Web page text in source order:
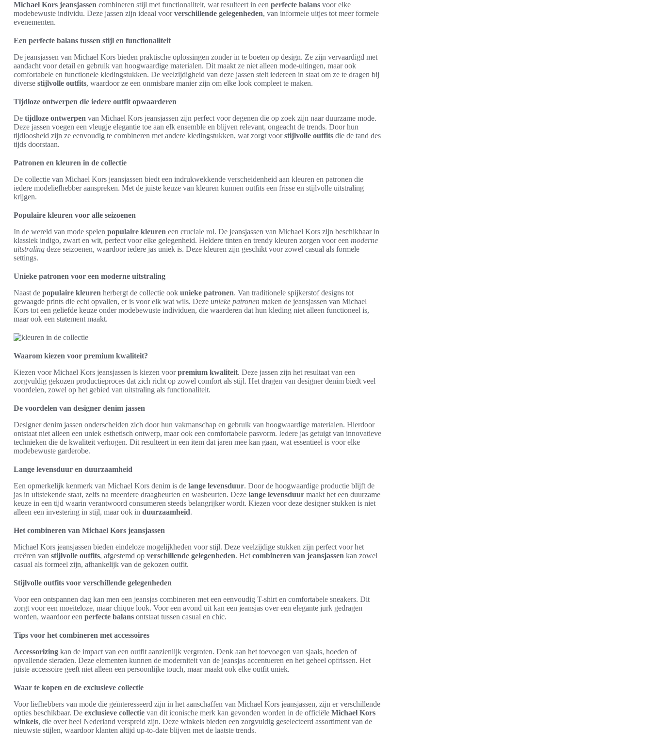
Michael Kors jeansjassen combineren stijl met functionaliteit, wat resulteert in een perfecte balans voor elke
modebewuste individu. Deze jassen zijn ideaal voorverschillende gelegenheden, van informele uitjes tot meer formele
evenementen.
Een perfecte balans tussen stijl en functionaliteit
De jeansjassen van Michael Kors bieden praktische oplossingen zonder in te boeten op design. Ze zijn vervaardigd met
aandacht voor detail en gebruik van hoogwaardige materialen. Dit maakt ze niet alleen mode-uitingen, maar ook
comfortabele en functionele kledingstukken. De veelzijdigheid van deze jassen stelt iedereen in staat om ze te dragen bij
diverse stijlvolle outfits, waardoor ze een onmisbare manier zijn om elke look compleet te maken.
Tijdloze ontwerpen die iedere outfit opwaarderen
De tijdloze ontwerpen van Michael Kors jeansjassen zijn perfect voor degenen die op zoek zijn naar duurzame mode.
Deze jassen voegen een vleugje elegantie toe aan elk ensemble en blijven relevant, ongeacht de trends. Door hun
tijdloosheid zijn ze eenvoudig te combineren met andere kledingstukken, wat zorgt voorstijlvolle outfits die de tand des
tijds doorstaan.
Patronen en kleuren in de collectie
De collectie van Michael Kors jeansjassen biedt een indrukwekkende verscheidenheid aan kleuren en patronen die
iedere modeliefhebber aanspreken. Met de juiste keuze van kleuren kunnen outfits een frisse en stijlvolle uitstraling
krijgen.
Populaire kleuren voor alle seizoenen
In de wereld van mode spelen populaire kleuren een cruciale rol. De jeansjassen van Michael Kors zijn beschikbaar in
klassiek indigo, zwart en wit, perfect voor elke gelegenheid. Heldere tinten en trendy kleuren zorgen voor een moderne
uitstraling deze seizoenen, waardoor iedere jas uniek is. Deze kleuren zijn geschikt voor zowel casual als formele
settings.
Unieke patronen voor een moderne uitstraling
Naast de populaire kleuren herbergt de collectie ook unieke patronen. Van traditionele spijkerstof designs tot
gewaagde prints die echt opvallen, er is voor elk wat wils. Deze unieke patronen maken de jeansjassen van Michael
Kors tot een geliefde keuze onder modebewuste individuen, die waarderen dat hun kleding niet alleen functioneel is,
maar ook een statement maakt.
Waarom kiezen voor premium kwaliteit?
Kiezen voor Michael Kors jeansjassen is kiezen voorpremium kwaliteit. Deze jassen zijn het resultaat van een
zorgvuldig gekozen productieproces dat zich richt op zowel comfort als stijl. Het dragen van designer denim biedt veel
voordelen, zowel op het gebied van uitstraling als functionaliteit.
De voordelen van designer denim jassen
Designer denim jassen onderscheiden zich door hun vakmanschap en gebruik van hoogwaardige materialen. Hierdoor
ontstaat niet alleen een uniek esthetisch ontwerp, maar ook een comfortabele pasvorm. Iedere jas getuigt van innovatieve
technieken die de kwaliteit verhogen. Dit resulteert in een item dat jaren mee kan gaan, wat essentieel is voor elke
modebewuste garderobe.
Lange levensduur en duurzaamheid
Een opmerkelijk kenmerk van Michael Kors denim is de lange levensduur. Door de hoogwaardige productie blijft de
jas in uitstekende staat, zelfs na meerdere draagbeurten en wasbeurten. Deze lange levensduur maakt het een duurzame
keuze in een tijd waarin verantwoord consumeren steeds belangrijker wordt. Kiezen voor deze designer stukken is niet
alleen een investering in stijl, maar ook in duurzaamheid.
Het combineren van Michael Kors jeansjassen
Michael Kors jeansjassen bieden eindeloze mogelijkheden voor stijl. Deze veelzijdige stukken zijn perfect voor het
creëren van stijlvolle outfits, afgestemd op verschillende gelegenheden. Het combineren van jeansjassen kan zowel
casual als formeel zijn, afhankelijk van de gekozen outfit.
Stijlvolle outfits voor verschillende gelegenheden
Voor een ontspannen dag kan men een jeansjas combineren met een eenvoudig T-shirt en comfortabele sneakers. Dit
zorgt voor een moeiteloze, maar chique look. Voor een avond uit kan een jeansjas over een elegante jurk gedragen
worden, waardoor een perfecte balans ontstaat tussen casual en chic.
Tips voor het combineren met accessoires
Accessorizing kan de impact van een outfit aanzienlijk vergroten. Denk aan het toevoegen van sjaals, hoeden of
opvallende sieraden. Deze elementen kunnen de moderniteit van de jeansjas accentueren en het geheel opfrissen. Het
juiste accessoire geeft niet alleen een persoonlijke touch, maar maakt ook elke outfit uniek.
Waar te kopen en de exclusieve collectie
Voor liefhebbers van mode die geïnteresseerd zijn in het aanschaffen van Michael Kors jeansjassen, zijn er verschillende
opties beschikbaar. De exclusieve collectie van dit iconische merk kan gevonden worden in de officiële Michael Kors
winkels, die over heel Nederland verspreid zijn. Deze winkels bieden een zorgvuldig geselecteerd assortiment van de
nieuwste stijlen, waardoor klanten altijd up-to-date blijven met de laatste trends.